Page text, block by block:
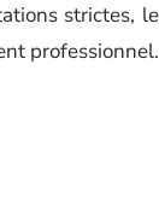
strictes,
professionnel.